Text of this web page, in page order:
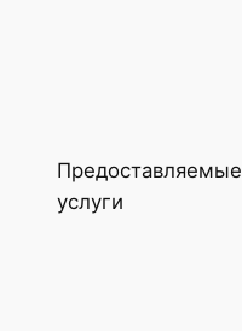
Предоставляемые
услуги